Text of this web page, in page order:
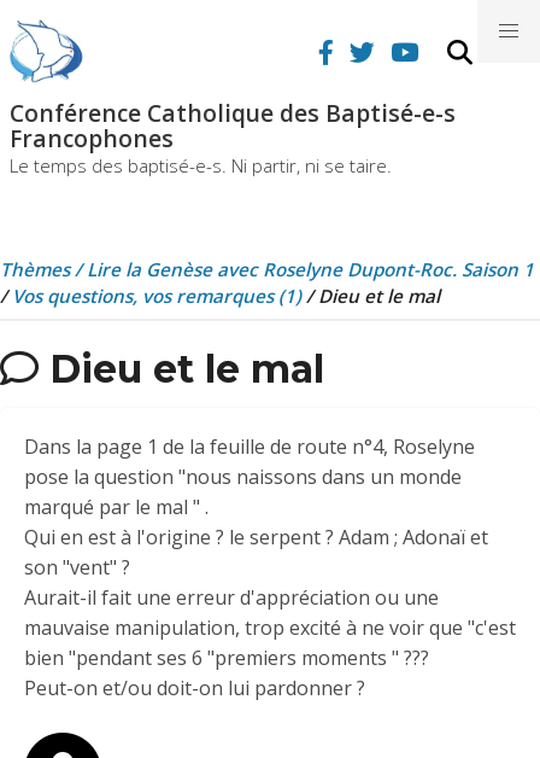
Aller
au
contenu
principal
Conférence Catholique des Baptisé-e-s
Francophones
Le temps des baptisé-e-s. Ni partir, ni se taire.
Thèmes /Lire la Genèse avec Roselyne Dupont-Roc. Saison 1
/Vos questions, vos remarques (1)/ Dieu et le mal
Dieu et le mal
Dans la page 1 de la feuille de route n°4, Roselyne
pose la question "nous naissons dans un monde
marqué par le mal " .
Qui en est à l'origine ? le serpent ? Adam ; Adonaï et
son "vent" ?
Aurait-il fait une erreur d'appréciation ou une
mauvaise manipulation, trop excité à ne voir que "c'est
bien "pendant ses 6 "premiers moments " ???
Peut-on et/ou doit-on lui pardonner ?